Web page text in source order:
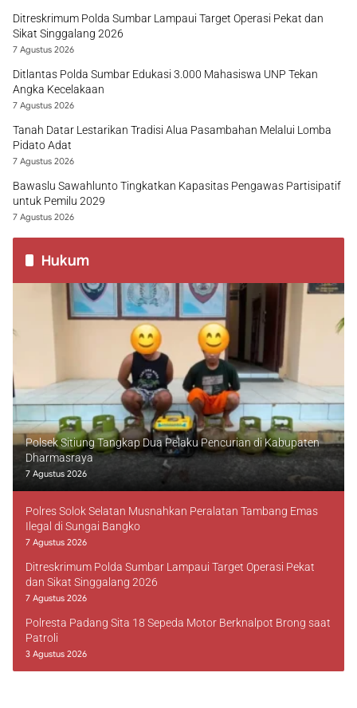
Ditreskrimum Polda Sumbar Lampaui Target Operasi Pekat dan
Sikat Singgalang 2026
7 Agustus 2026
Ditlantas Polda Sumbar Edukasi 3.000 Mahasiswa UNP Tekan
Angka Kecelakaan
7 Agustus 2026
Tanah Datar Lestarikan Tradisi Alua Pasambahan Melalui Lomba
Pidato Adat
7 Agustus 2026
Bawaslu Sawahlunto Tingkatkan Kapasitas Pengawas Partisipatif
untuk Pemilu 2029
7 Agustus 2026
Hukum
Polsek Sitiung Tangkap Dua Pelaku Pencurian di Kabupaten
Dharmasraya
7 Agustus 2026
Polres Solok Selatan Musnahkan Peralatan Tambang Emas
Ilegal di Sungai Bangko
7 Agustus 2026
Ditreskrimum Polda Sumbar Lampaui Target Operasi Pekat
dan Sikat Singgalang 2026
7 Agustus 2026
Polresta Padang Sita 18 Sepeda Motor Berknalpot Brong saat
Patroli
3 Agustus 2026